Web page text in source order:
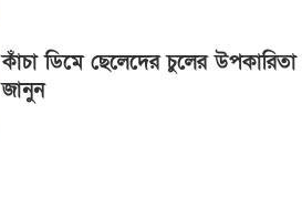
কাঁচা ডিমে ছেলেদের চুলের উপকারিতা
জানুন